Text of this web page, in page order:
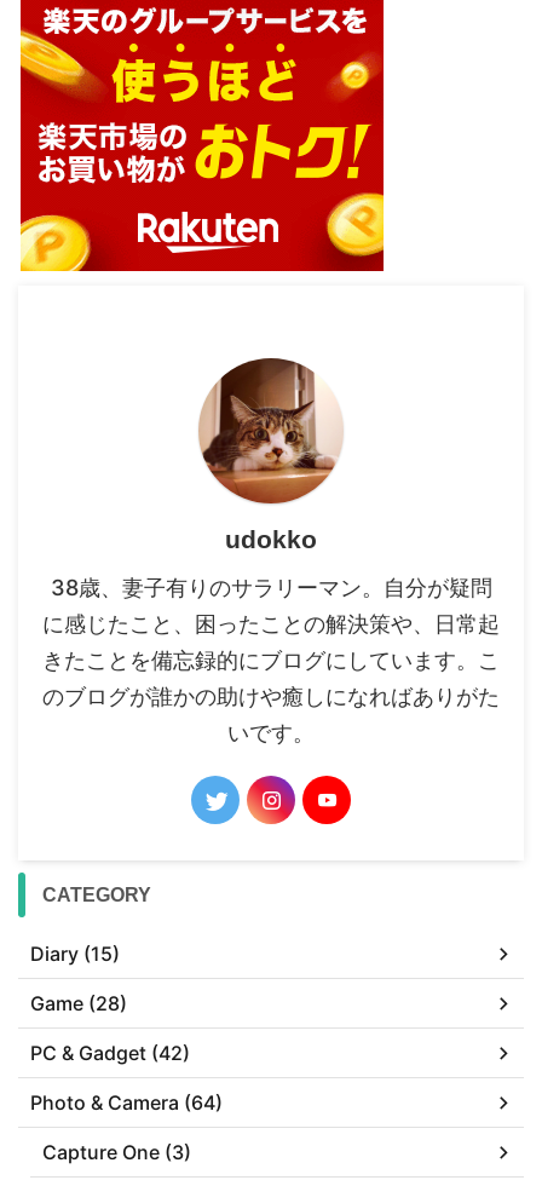
udokko
38歳、妻子有りのサラリーマン。自分が疑問
に感じたこと、困ったことの解決策や、日常起
きたことを備忘録的にブログにしています。こ
のブログが誰かの助けや癒しになればありがた
いです。
CATEGORY
Diary (15)
Game (28)
PC & Gadget (42)
Photo & Camera (64)
Capture One (3)